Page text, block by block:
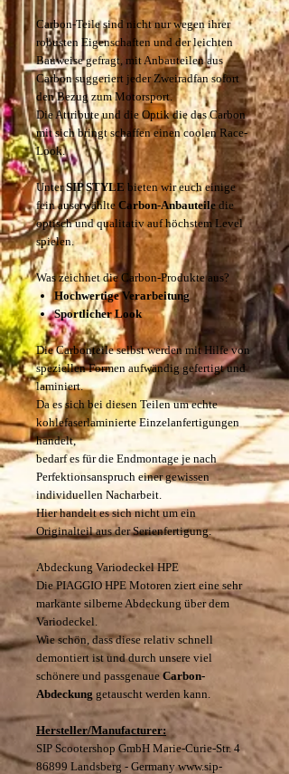
Carbon-Teile sind nicht nur wegen ihrer
robusten Eigenschaften und der leichten
Bauweise gefragt, mit Anbauteilen aus
Carbon suggeriert jeder Zweiradfan sofort
den Bezug zum Motorsport.
Die Attribute und die Optik die das Carbon
mit sich bringt schaffen einen coolen Race-
Look.
UnterSIP STYLE bieten wir euch einige
fein auserwählte Carbon-Anbauteile die
optisch und qualitativ auf höchstem Level
spielen.
Was zeichnet die Carbon-Produkte aus?
Hochwertige Verarbeitung
Sportlicher Look
Die Carbonteile selbst werden mit Hilfe von
speziellen Formen aufwändig gefertigt und
laminiert.
Da es sich bei diesen Teilen um echte
kohlefaserlaminierte Einzelanfertigungen
handelt,
bedarf es für die Endmontage je nach
Perfektionsanspruch einer gewissen
individuellen Nacharbeit.
Hier handelt es sich nicht um ein
Originalteil aus der Serienfertigung.
Abdeckung Variodeckel HPE
Die PIAGGIO HPE Motoren ziert eine sehr
markante silberne Abdeckung über dem
Variodeckel.
Wie schön, dass diese relativ schnell
demontiert ist und durch unsere viel
schönere und passgenaue Carbon-
Abdeckung getauscht werden kann.
Hersteller/Manufacturer:
SIP Scootershop GmbH Marie-Curie-Str. 4
86899 Landsberg - Germany www.sip-